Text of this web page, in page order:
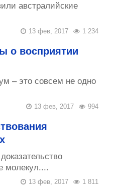
австралийские
1 234
13 фев, 2017
о восприятии
– это совсем не одно
994
13 фев, 2017
молекул....
1 811
13 фев, 2017